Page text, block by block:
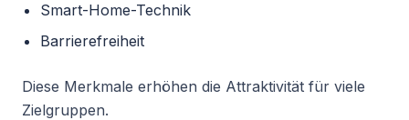
Smart-Home-Technik
Barrierefreiheit
Diese Merkmale erhöhen die Attraktivität für viele
Zielgruppen.